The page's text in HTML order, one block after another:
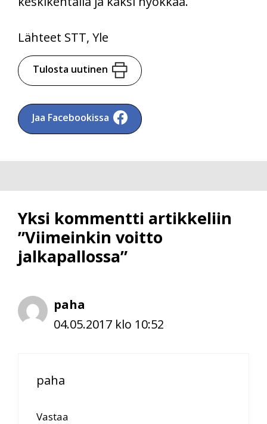
Lähteet STT, Yle
Tulosta uutinen
Jaa Facebookissa
Yksi kommentti artikkeliin
”Viimeinkin voitto
jalkapallossa”
paha
04.05.2017 klo 10:52
paha
Vastaa